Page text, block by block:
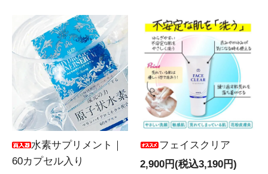
水素サプリメント｜
60カプセル入り
フェイスクリア
2,900円(税込3,190円)